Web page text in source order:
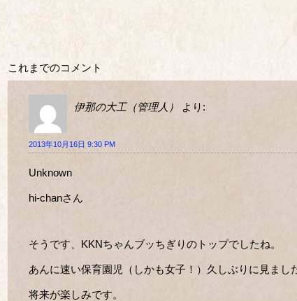
これまでのコメント
伊那の大工（管理人） より:
2013年10月16日 9:30 PM
Unknown
hi-chanさん
そうです、KKNちゃんブッちぎりのトップでしたね。
あんに速い保育園児（しかも女子！）久しぶりに見まし
将来が楽しみです。